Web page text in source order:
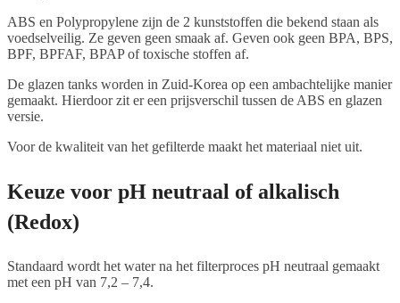
ABS en Polypropylene zijn de 2 kunststoffen die bekend staan als
voedselveilig. Ze geven geen smaak af. Geven ook geen BPA, BPS,
BPF, BPFAF, BPAP of toxische stoffen af.
De glazen tanks worden in Zuid-Korea op een ambachtelijke manier
gemaakt. Hierdoor zit er een prijsverschil tussen de ABS en glazen
versie.
Voor de kwaliteit van het gefilterde maakt het materiaal niet uit.
Keuze voor pH neutraal of alkalisch
(Redox)
Standaard wordt het water na het filterproces pH neutraal gemaakt
met een pH van 7,2 – 7,4.